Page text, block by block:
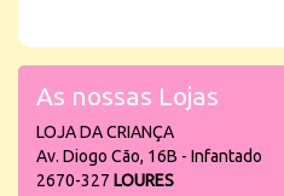
As nossas Lojas
LOJA DA CRIANÇA
Av. Diogo Cão, 16B - Infantado
2670-327 LOURES